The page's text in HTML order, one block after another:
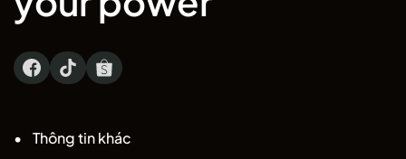
Thông tin khác